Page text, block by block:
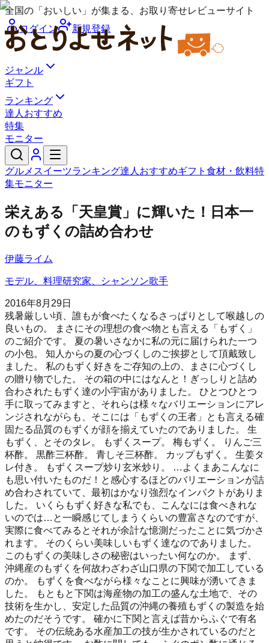
全国の「おいしい」が集まる、お取り寄せレビューサイト
ログイン
新規登録
ジャンル
ギフト
ランキング
達人おすすめ
特集
モニター
グルメ スイーツランキング達人おすすめギフト 食材・飲料特
集モニター
栄えある「天皇賞」に輝いた！日本一
のもずくの詰め合わせ
伊藤ライム
モデル、料理研究家、シャンソン歌手
2016年8月29日
残暑厳しい頃、誰もが食べたくなるさっぱりとして喉越しの
良いもの。 まさにその理想の食べ物とも言える「もずく」
のご紹介です。 夏の暑いさなかに私の元に届けられた一つ
の小包。 知人からの夏の心づくしのご挨拶として頂戴致し
ました。 私のもずく好きをご存知の上の、まさに心づくし
の贈り物でした。 その箱の中にはなんと！ぎっしりと詰め
合わされたもずく達の小宇宙がありました。 ひとつひとつ
手に取ってみますと、それらは様々なバリエーションにアレ
ンジされながらも、そこには「もずくの王者」とも言える確
固たる品質のもずくが顔を揃えていたのでありました。 生
もずく、とそのタレ。 もずくスープ。 梅もずく。 りんご三
杯酢。 黒酢三杯酢。 青しそ三杯酢。 カップもずく。 生姜タ
レ付き。 もずくスープ炒り玄米炒り。 …よくまあこんなに
も思い付いたものだ！と感心するほどのバリエーションが詰
め合わされていて、最初はかなり強烈なインパクトがありま
した。 いくらもずく好きな私でも、こんなには食べきれな
いのでは…と一瞬感じてしまうくらいの豊富さなのですが、
実際に食べてみるとそれが余計な憶測だったことに気づかさ
れます。 そのくらい美味しいもずく達なのでありました。
このもずくの美味しさの秘密はいったい何なのか。 まず、
沖縄産のもずくを何故わざわざ山口県の下関で加工している
のか。 もずくを食べながら様々なことに興味が湧いてきま
した。 もともと下関は海産物の加工の盛んな土地で、その
技術を生かし、安定した品質の沖縄の養殖もずくの製造を始
めたのだそうです。 確かに下関と言えば昔からふぐで有名
です。 その伝統ある水産加工の技が生かされているのだと